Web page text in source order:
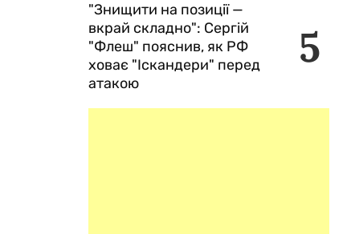
5
"Знищити на позиції —
вкрай складно": Сергій
"Флеш" пояснив, як РФ
ховає "Іскандери" перед
атакою